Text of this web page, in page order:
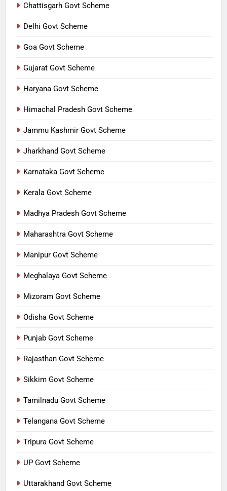
Chattisgarh Govt Scheme
Delhi Govt Scheme
Goa Govt Scheme
Gujarat Govt Scheme
Haryana Govt Scheme
Himachal Pradesh Govt Scheme
Jammu Kashmir Govt Scheme
Jharkhand Govt Scheme
Karnataka Govt Scheme
Kerala Govt Scheme
Madhya Pradesh Govt Scheme
Maharashtra Govt Scheme
Manipur Govt Scheme
Meghalaya Govt Scheme
Mizoram Govt Scheme
Odisha Govt Scheme
Punjab Govt Scheme
Rajasthan Govt Scheme
Sikkim Govt Scheme
Tamilnadu Govt Scheme
Telangana Govt Scheme
Tripura Govt Scheme
UP Govt Scheme
Uttarakhand Govt Scheme